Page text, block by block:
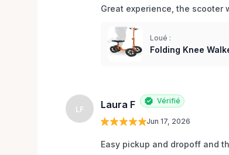
Great experience, the
Loué :
Folding Knee
LF Laura F Vérifié
Jun 17, 2026
Easy pickup and dropoff and